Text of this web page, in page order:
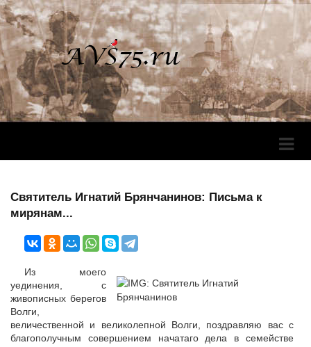
Святитель Игнатий Брянчанинов: Письма к
мирянам...
Из моего
уединения, с
живописных берегов
Волги,
величественной и великолепной Волги, поздравляю вас с
благополучным совершением начатаго дела в семействе